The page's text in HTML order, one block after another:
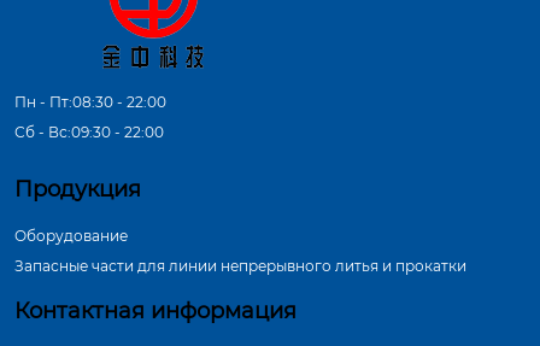
Пн - Пт:08:30 - 22:00
Сб - Вс:09:30 - 22:00
Продукция
Оборудование
Запасные части для линии непрерывного литья и прокатки
Контактная информация